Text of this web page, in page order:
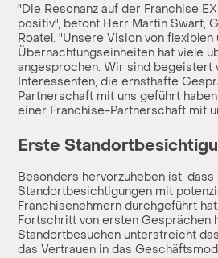
"Die Resonanz auf der Franchise
positiv", betont Herr Martin Swart,
Roatel. "Unsere Vision von flexiblen
Übernachtungseinheiten hat viele
angesprochen. Wir sind begeistert
Interessenten, die ernsthafte
Partnerschaft mit uns geführt
einer Franchise-Partnerschaft mit
Erste
Besonders hervorzuheben ist,
Standortbesichtigungen mit
Franchisenehmern durchgeführt
Fortschritt von ersten Gesprächen
Standortbesuchen unterstreicht
das Vertrauen in das